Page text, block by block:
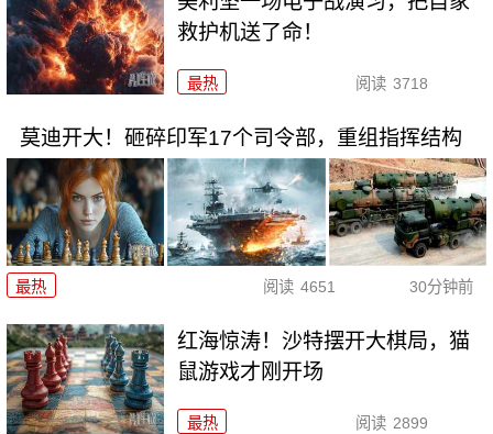
救护机送了命！
最热 阅读 3718
莫迪开大！砸碎印军17个司令部，重组指挥结构
最热 阅读 4651 30分钟前
红海惊涛！沙特摆开大棋局，猫
鼠游戏才刚开场
最热 阅读 2899